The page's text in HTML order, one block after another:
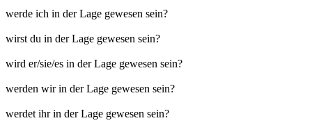
werde ich in der Lage gewesen sein?
wirst du in der Lage gewesen sein?
wird er/sie/es in der Lage gewesen sein?
werden wir in der Lage gewesen sein?
werdet ihr in der Lage gewesen sein?